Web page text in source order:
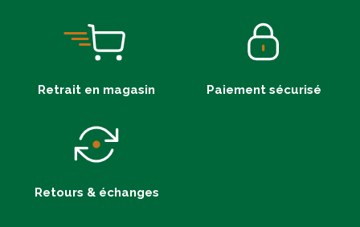
Retrait en magasin Paiement sécurisé
Retours & échanges